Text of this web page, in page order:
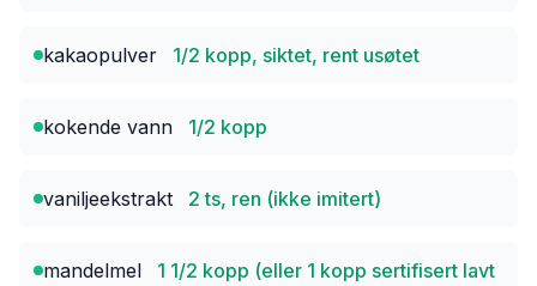
kakaopulver 1/2 kopp, siktet, rent usøtet
kokende vann 1/2 kopp
vaniljeekstrakt 2 ts, ren (ikke imitert)
mandelmel
1 1/2 kopp (eller 1 kopp sertifisert lavt